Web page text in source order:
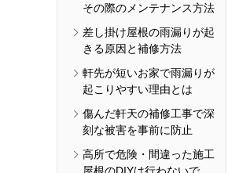
その際のメンテナンス方法
差し掛け屋根の雨漏りが起
きる原因と補修方法
軒先が短いお家で雨漏りが
起こりやすい理由とは
傷んだ軒天の補修工事で深
刻な被害を事前に防止
高所で危険・間違った施工
屋根のDIYは行わないで